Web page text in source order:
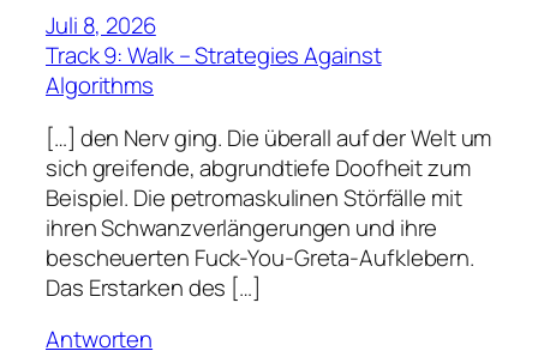
Juli 8, 2026
Track 9: Walk – Strategies Against
Algorithms
[…] den Nerv ging. Die überall auf der Welt um
sich greifende, abgrundtiefe Doofheit zum
Beispiel. Die petromaskulinen Störfälle mit
ihren Schwanzverlängerungen und ihre
bescheuerten Fuck-You-Greta-Aufklebern.
Das Erstarken des […]
Antworten